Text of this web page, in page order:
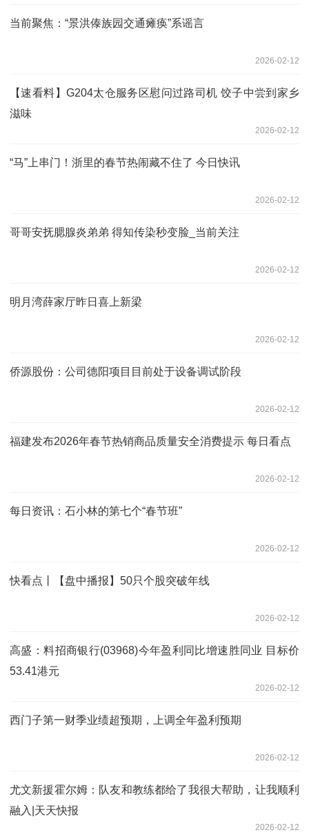
当前聚焦：“景洪傣族园交通瘫痪”系谣言
2026-02-12
【速看料】G204太仓服务区慰问过路司机 饺子中尝到家乡
滋味
2026-02-12
“马”上串门！浙里的春节热闹藏不住了 今日快讯
2026-02-12
哥哥安抚腮腺炎弟弟 得知传染秒变脸_当前关注
2026-02-12
明月湾薛家厅昨日喜上新梁
2026-02-12
侨源股份：公司德阳项目目前处于设备调试阶段
2026-02-12
福建发布2026年春节热销商品质量安全消费提示 每日看点
2026-02-12
每日资讯：石小林的第七个“春节班”
2026-02-12
快看点丨【盘中播报】50只个股突破年线
2026-02-12
高盛：料招商银行(03968)今年盈利同比增速胜同业 目标价
53.41港元
2026-02-12
西门子第一财季业绩超预期，上调全年盈利预期
2026-02-12
尤文新援霍尔姆：队友和教练都给了我很大帮助，让我顺利
融入|天天快报
2026-02-12